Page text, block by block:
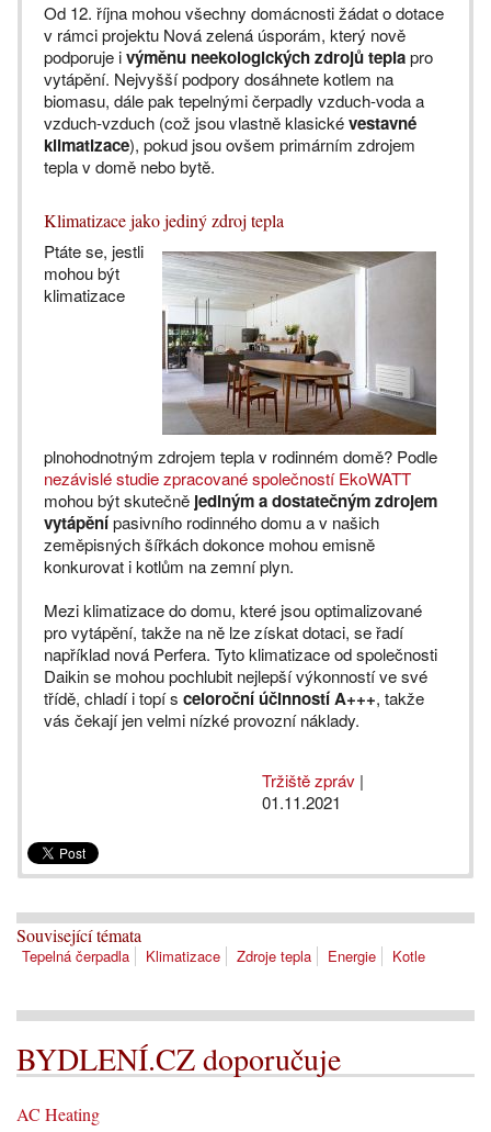
Od 12. října mohou všechny domácnosti žádat o dotace
v rámci projektu Nová zelená úsporám, který nově
podporuje ivýměnu neekologických zdrojů teplapro
vytápění. Nejvyšší podpory dosáhnete kotlem na
biomasu, dále pak tepelnými čerpadly vzduch-voda a
vzduch-vzduch (což jsou vlastně klasickévestavné
klimatizace), pokud jsou ovšem primárním zdrojem
tepla v domě nebo bytě.
Klimatizace jako jediný zdroj tepla
Ptáte se, jestli
mohou být
klimatizace
plnohodnotným zdrojem tepla v rodinném domě? Podle
nezávislé studie zpracované společností EkoWATT
mohou být skutečně jediným a dostatečným zdrojem
vytápěnípasivního rodinného domu a v našich
zeměpisných šířkách dokonce mohou emisně
konkurovat i kotlům na zemní plyn.
Mezi klimatizace do domu, které jsou optimalizované
pro vytápění, takže na ně lze získat dotaci, se řadí
například nová Perfera. Tyto klimatizace od společnosti
Daikin se mohou pochlubit nejlepší výkonností ve své
třídě, chladí i topí s celoroční účinností A+++, takže
vás čekají jen velmi nízké provozní náklady.
Tržiště zpráv |
01.11.2021
Související témata
Tepelná čerpadla Klimatizace Zdroje tepla Energie Kotle
BYDLENÍ.CZ doporučuje
AC Heating